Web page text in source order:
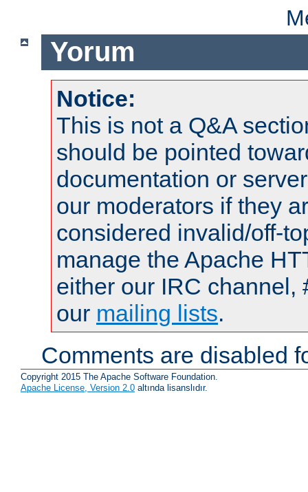
Yorum
Notice:
This is not a Q&A
should be pointed
documentation or
our moderators if they
considered invalid/off-
manage the Apache
either our IRC channel,
our mailing lists.
Comments are disabled
Copyright 2015 The Apache Software Foundation.
Apache License, Version 2.0 altında lisanslıdır.